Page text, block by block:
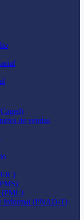
de vendas
(PMC)
Informal (PNAD-T)